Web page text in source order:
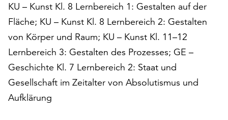
Weitere
Informationen
finden
Sie
in
unserer
Datenschutzerklärung
oder
KU – Kunst Kl. 8 Lernbereich 1: Gestalten auf der
Fläche; KU – Kunst Kl. 8 Lernbereich 2: Gestalten
von Körper und Raum; KU – Kunst Kl. 11–12
Lernbereich 3: Gestalten des Prozesses; GE –
Geschichte Kl. 7 Lernbereich 2: Staat und
Gesellschaft im Zeitalter von Absolutismus und
Aufklärung